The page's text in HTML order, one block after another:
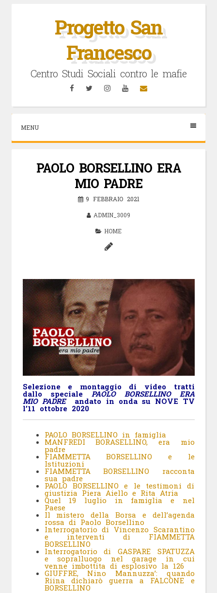
Progetto San
Francesco
Centro Studi Sociali contro le mafie
FacebookTwitterInstagramYouTubeEmail
MENU
PAOLO BORSELLINO ERA
MIO PADRE
9 FEBBRAIO 2021
ADMIN_3009
HOME
Selezione e montaggio di video tratti
dallo speciale PAOLO BORSELLINO ERA
MIO PADREandato in onda su NOVE TV
l’11 ottobre 2020
PAOLO BORSELLINO in famiglia
MANFREDI BORASELLINO, era mio
padre
FIAMMETTA BORSELLINO e le
Istituzioni
FIAMMETTA BORSELLINO racconta
sua padre
PAOLO BORSELLINO e le testimoni di
giustizia Piera Aiello e Rita Atria
Quel 19 luglio in famiglia e nel
Paese
Il mistero della Borsa e dell’agenda
rossa di Paolo Borsellino
Interrogatorio di Vincenzo Scarantino
e interventi di FIAMMETTA
BORSELLINO
Interrogatorio di GASPARE SPATUZZA
e sopralluogo nel garage in cui
venne imbottita di esplosivo la 126
GIUFFRE, Nino Mannuzza’: quando
Riina dichiarò guerra a FALCONE e
BORSELLINO